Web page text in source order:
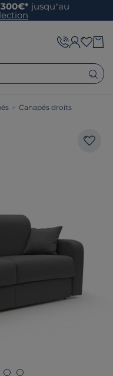
300€* jusqu’au
> Canapés droits